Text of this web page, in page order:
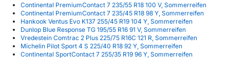
Continental PremiumContact 7 235/55 R18 100 V, Sommerreifen
Continental PremiumContact 7 235/45 R18 98 Y, Sommerreifen
Hankook Ventus Evo K137 255/45 R19 104 Y, Sommerreifen
Dunlop Blue Response TG 195/55 R16 91 V, Sommerreifen
Vredestein Comtrac 2 Plus 225/75 R16C 121 R, Sommerreifen
Michelin Pilot Sport 4 S 225/40 R18 92 Y, Sommerreifen
Continental SportContact 7 255/35 R19 96 Y, Sommerreifen